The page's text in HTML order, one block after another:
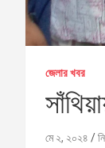
জেলার খবর
মে ২, ২০২৪